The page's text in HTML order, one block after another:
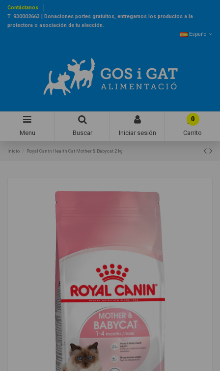
Contáctanos
T. 930002663 | Donaciones portes gratuitos, entregamos los productos a la
protectora o asociación de tu elección.
Español
Menu Buscar Iniciar sesión
0
Carrito
Inicio Royal Canin Health Cat Mother & Babycat 2 kg